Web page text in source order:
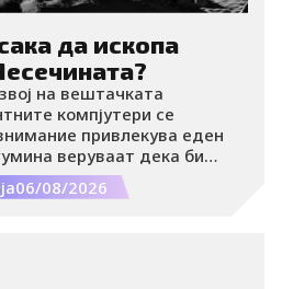
да ископа
на вештачката
компјутери се
привлекува еден
веруваат дека би
највредните ресурси на
06/08/2026